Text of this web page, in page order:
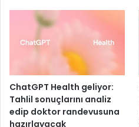
ChatGPT Health geliyor:
Tahlil sonuçlarını analiz
edip doktor randevusuna
hazırlayacak